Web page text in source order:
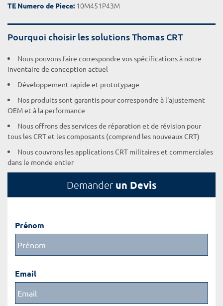
TE Numero de Piece: 10M451P43M
Pourquoi choisir les solutions Thomas CRT
Nous pouvons faire correspondre vos spécifications à notre
inventaire de conception actuel
Développement rapide et prototypage
Nos produits sont garantis pour correspondre à l'ajustement
OEM et à la performance
Nous offrons des services de réparation et de révision pour
tous les CRT et les composants (comprend les nouveaux CRT)
Nous couvrons les applications CRT militaires et commerciales
dans le monde entier
Demander un Devis
Prénom
Email